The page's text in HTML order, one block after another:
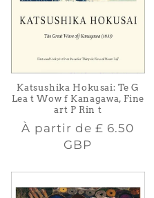
Katsushika Hokusai: Te G
Lea t Wow f Kanagawa, Fine
art P Rin t
Prix
habituel
À partir de£ 6.50
GBP